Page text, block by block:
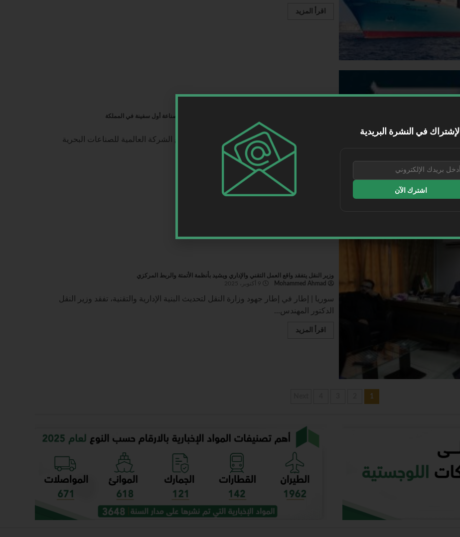
اقرأ المزيد
“البحري” و”الشركة العالمية للصناعات البحرية” توقعان اتفاقية لصناعة أول سفينة في المملكة
9 أكتوبر، 2025
السعودية | وقعت شركة البحري اتفاقية شراكة مع الشركة العالمية للصناعات البحرية
تهدف إلى صناعة أول سفينة...
وزير النقل يتفقد واقع العمل التقني والإداري ويشيد بأنظمة الأتمتة والربط المركزي
Mohammed Ahmad
سوريا | إطار في إطار جهود وزارة النقل لتحديث البنية الإدارية والتقنية، تفقد وزير النقل
الدكتور المهندس...
اقرأ المزيد
1
الإشتراك في النشرة البريدية
اشترك الآن